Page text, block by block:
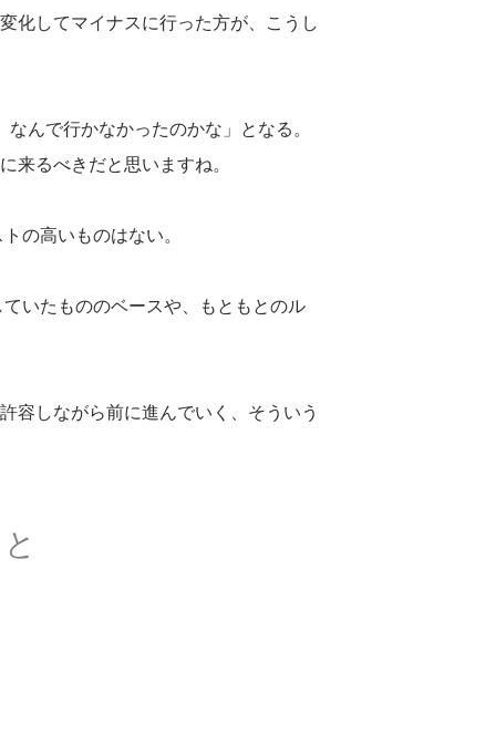
化してマイナスに行った方が、こうし
んで行かなかったのかな」となる。
来るべきだと思いますね。
の高いものはない。
いたもののベースや、もともとのル
容しながら前に進んでいく、そういう